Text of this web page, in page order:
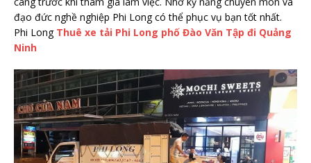
đạo đức nghề nghiệp Phi Long có thể phục vụ bạn tốt nhất.
Phi Long Thuê xe tải Phi Long phố Đào Văn Tập đi Quảng
Ninh